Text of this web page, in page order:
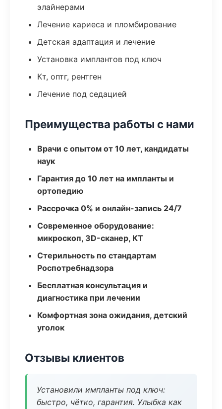
элайнерами
Лечение кариеса и пломбирование
Детская адаптация и лечение
Установка имплантов под ключ
Кт, оптг, рентген
Лечение под седацией
Преимущества работы с нами
Врачи с опытом от 10 лет, кандидаты
наук
Гарантия до 10 лет на импланты и
ортопедию
Рассрочка 0% и онлайн-запись 24/7
Современное оборудование:
микроскоп, 3D-сканер, КТ
Стерильность по стандартам
Роспотребнадзора
Бесплатная консультация и
диагностика при лечении
Комфортная зона ожидания, детский
уголок
Отзывы клиентов
Установили импланты под ключ:
быстро, чётко, гарантия. Улыбка как